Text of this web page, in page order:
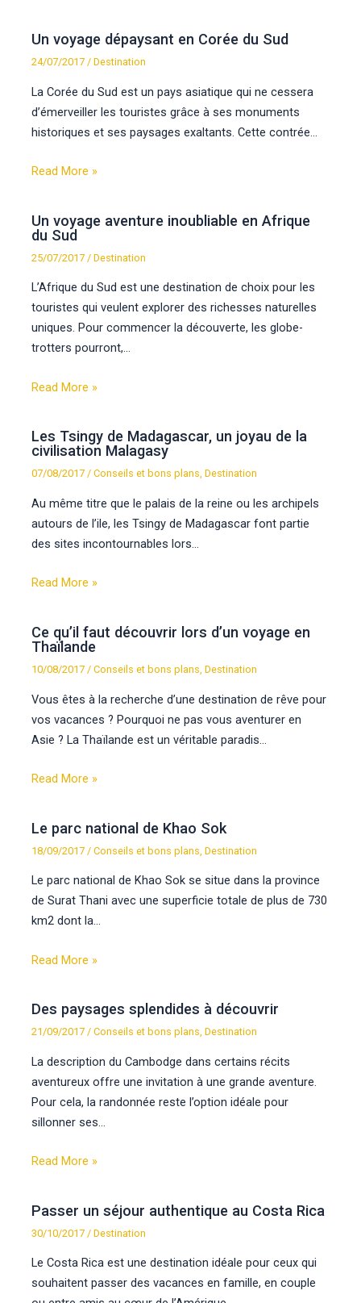
Un voyage dépaysant en Corée du Sud
24/07/2017/Destination
La Corée du Sud est un pays asiatique qui ne cessera
d’émerveiller les touristes grâce à ses monuments
historiques et ses paysages exaltants. Cette contrée…
Read More »
Un voyage aventure inoubliable en Afrique
du Sud
25/07/2017 /Destination
L’Afrique du Sud est une destination de choix pour les
touristes qui veulent explorer des richesses naturelles
uniques. Pour commencer la découverte, les globe-
trotters pourront,…
Read More »
Les Tsingy de Madagascar, un joyau de la
civilisation Malagasy
07/08/2017/Conseils et bons plans,Destination
Au même titre que le palais de la reine ou les archipels
autours de l’ile, les Tsingy de Madagascar font partie
des sites incontournables lors…
Read More »
Ce qu’il faut découvrir lors d’un voyage en
Thaïlande
10/08/2017/Conseils et bons plans,Destination
Vous êtes à la recherche d’une destination de rêve pour
vos vacances ? Pourquoi ne pas vous aventurer en
Asie ? La Thaïlande est un véritable paradis…
Read More »
Le parc national de Khao Sok
18/09/2017 /Conseils et bons plans ,Destination
Le parc national de Khao Sok se situe dans la province
de Surat Thani avec une superficie totale de plus de 730
km2 dont la…
Read More »
Des paysages splendides à découvrir
21/09/2017/Conseils et bons plans,Destination
La description du Cambodge dans certains récits
aventureux offre une invitation à une grande aventure.
Pour cela, la randonnée reste l’option idéale pour
sillonner ses…
Read More »
Passer un séjour authentique au Costa Rica
30/10/2017 /Destination
Le Costa Rica est une destination idéale pour ceux qui
souhaitent passer des vacances en famille, en couple